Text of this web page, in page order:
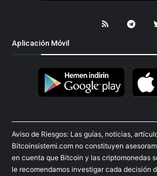
Aplicación Móvil
Aviso de Riesgos: Las guías, noticias,
Bitcoinsistemi.com no constituyen
en cuenta que Bitcoin y las criptomonedas
le recomendamos investigar cada decisión